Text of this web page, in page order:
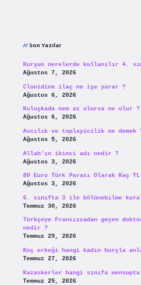
Son Yazılar
Kurşun nerelerde kullanılır 4.
Ağustos 7, 2026
Clonidine ilaç ne işe yarar ?
Ağustos 6, 2026
Kuluçkada nem az olursa ne olur ?
Ağustos 6, 2026
Avcılık ve toplayicilik ne demek
Ağustos 5, 2026
Allah’ın ikinci adı nedir ?
Ağustos 3, 2026
80 Euro Türk Parası Olarak Kaç
Ağustos 3, 2026
6. sınıfta 3 ile bölünebilme
Temmuz 30, 2026
Türkçeye Fransızcadan geçen
nedir ?
Temmuz 29, 2026
Koç erkeği hangi kadın burçla
Temmuz 27, 2026
Kazaskerler hangi sınıfa
Temmuz 25, 2026